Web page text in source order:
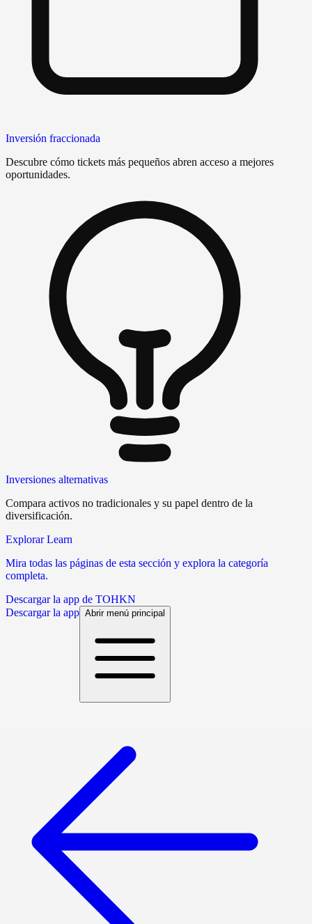
Inversión fraccionada
Descubre cómo tickets más pequeños abren acceso a mejores
oportunidades.
Inversiones alternativas
Compara activos no tradicionales y su papel dentro de la
diversificación.
Explorar Learn
Mira todas las páginas de esta sección y explora la categoría
completa.
Descargar la app de TOHKN
Descargar la app Abrir menú principal